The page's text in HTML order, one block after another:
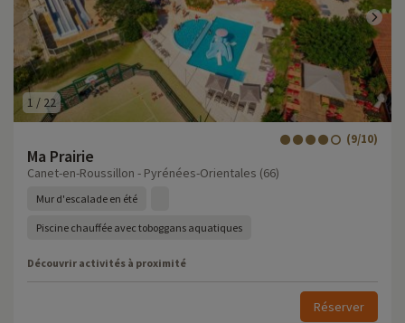
1 / 22
Ma Prairie
(9/10)
Canet-en-Roussillon - Pyrénées-Orientales (66)
Mur d'escalade en été
Piscine chauffée avec toboggans aquatiques
Découvrir activités à proximité
Réserver